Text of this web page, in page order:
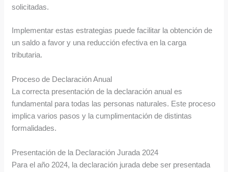
solicitadas.
Implementar estas estrategias puede facilitar la obtención de
un saldo a favor y una reducción efectiva en la carga
tributaria.
Proceso de Declaración Anual
La correcta presentación de la declaración anual es
fundamental para todas las personas naturales. Este proceso
implica varios pasos y la cumplimentación de distintas
formalidades.
Presentación de la Declaración Jurada 2024
Para el año 2024, la declaración jurada debe ser presentada